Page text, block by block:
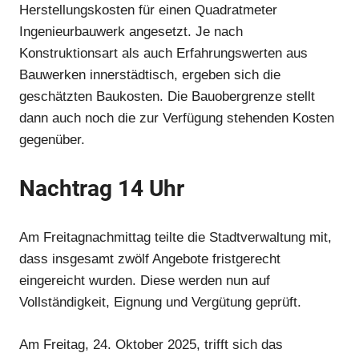
Herstellungskosten für einen Quadratmeter
Ingenieurbauwerk angesetzt. Je nach
Konstruktionsart als auch Erfahrungswerten aus
Bauwerken innerstädtisch, ergeben sich die
geschätzten Baukosten. Die Bauobergrenze stellt
dann auch noch die zur Verfügung stehenden Kosten
gegenüber.
Nachtrag 14 Uhr
Am Freitagnachmittag teilte die Stadtverwaltung mit,
dass insgesamt zwölf Angebote fristgerecht
eingereicht wurden. Diese werden nun auf
Vollständigkeit, Eignung und Vergütung geprüft.
Am Freitag, 24. Oktober 2025, trifft sich das